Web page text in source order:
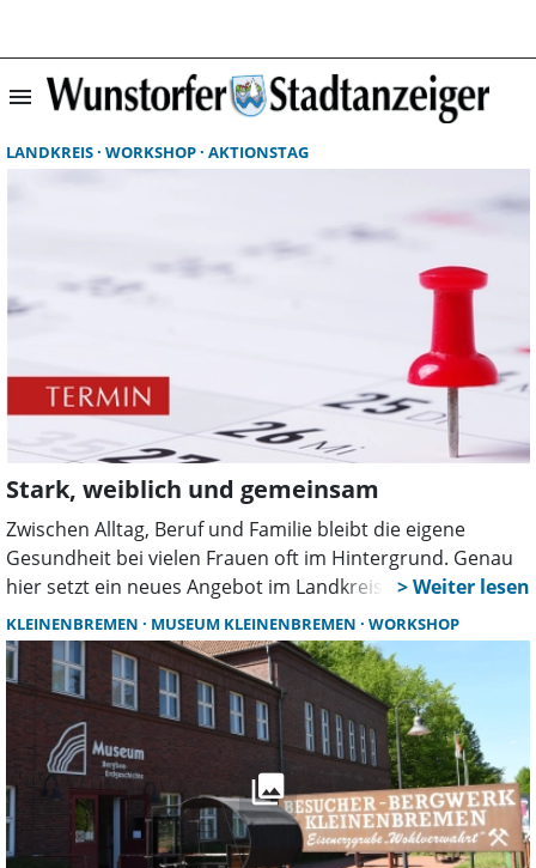
menu
LANDKREIS WORKSHOP AKTIONSTAG
Stark, weiblich und gemeinsam
Zwischen Alltag, Beruf und Familie bleibt die eigene
Gesundheit bei vielen Frauen oft im Hintergrund. Genau
hier setzt ein neues Angebot im Landkreis Schaumburg
an: Mit dem ersten „Tag der Frauengesundheit“ entsteht
ein Raum für Austausch, Information und gegenseitige
Unterstützung.
KLEINENBREMEN MUSEUM KLEINENBREMEN WORKSHOP